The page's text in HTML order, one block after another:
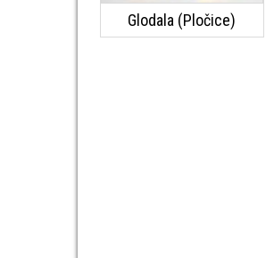
Glodala (Pločice)